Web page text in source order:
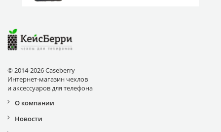
© 2014-2026 Caseberry
Интернет-магазин чехлов
и аксессуаров для телефона
О компании
Новости